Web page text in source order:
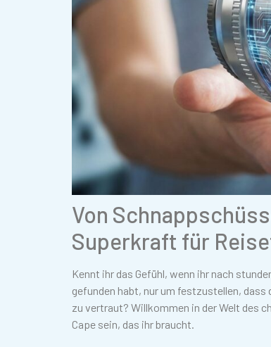
Von
Superkraft für
Kennt ihr das Gefühl, wenn ihr nach
gefunden habt, nur um festzustellen,
zu vertraut? Willkommen in der Welt des
Cape sein, das ihr braucht.